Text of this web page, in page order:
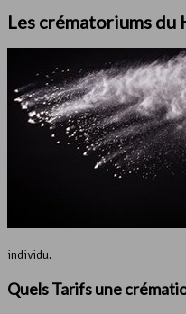
Les crématoriums du
individu.
Quels Tarifs une